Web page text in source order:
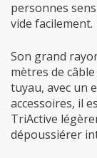
personnes
vide facilement.
Son grand
mètres de
tuyau, avec un
accessoires, il
TriActive
dépoussiérer